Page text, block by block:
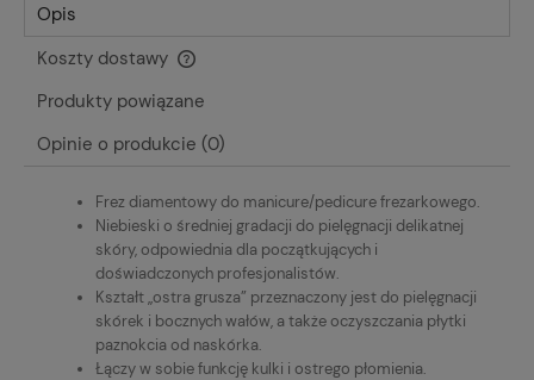
Opis
Koszty dostawy
Cena nie zawiera ewentualnych kosztów płatności
Produkty powiązane
Opinie o produkcie (0)
Frez diamentowy do manicure/pedicure frezarkowego.
Niebieski o średniej gradacji do pielęgnacji delikatnej
skóry, odpowiednia dla początkujących i
doświadczonych profesjonalistów.
Kształt „ostra grusza” przeznaczony jest do pielęgnacji
skórek i bocznych wałów, a także oczyszczania płytki
paznokcia od naskórka.
Łączy w sobie funkcję kulki i ostrego płomienia.